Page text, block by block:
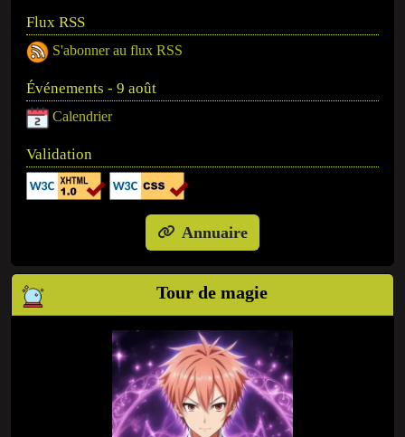
Flux RSS
S'abonner au flux RSS
Événements - 9 août
Calendrier
Validation
Annuaire
Tour de magie